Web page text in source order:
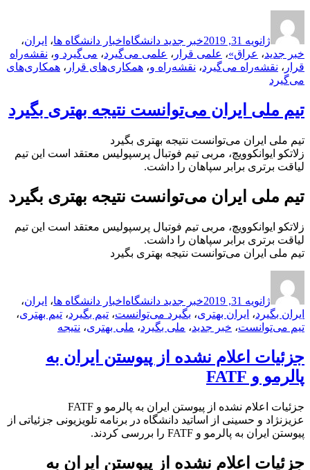
در
ژانویه 31, 2019 خبر جدید دانشگاه اخبار دانشگاه ها، ایران،
خبر جدید، عراق»، علمی قرار ، علمی می‌گیرد، می‌گیرد و، نقشه‌راه
قرار ، نقشه‌راه می‌گیرد، نقشه‌راه و، همکاری‌های قرار ، همکاری‌های
می‌گیرد
تیم ملی ایران می‌توانست نتیجه بهتری بگیرد
تیم ملی ایران می‌توانست نتیجه بهتری بگیرد
زلاتکو ایوانکوویچ، مربی تیم فوتبال پرسپولیس معتقد است این تیم
لیاقت برتری برابر سپاهان را داشت.
تیم ملی ایران می‌توانست نتیجه بهتری بگیرد
زلاتکو ایوانکوویچ، مربی تیم فوتبال پرسپولیس معتقد است این تیم
لیاقت برتری برابر سپاهان را داشت.
تیم ملی ایران می‌توانست نتیجه بهتری بگیرد
در
ژانویه 31, 2019 خبر جدید دانشگاه اخبار دانشگاه ها، ایران،
ایران بگیرد، ایران بهتری، بگیرد می‌توانست، تیم بگیرد، تیم بهتری،
تیم می‌توانست، خبر جدید، ملی بگیرد، ملی بهتری، نتیجه‌
جزئیات اعلام نشده از پیوستن ایران به
پالرمو و FATF
جزئیات اعلام نشده از پیوستن ایران به پالرمو و FATF
عزیزنژاد و حسینی از اساتید دانشگاه در برنامه تلویزیونی جزئیاتی از
پیوستن ایران به پالرمو و FATF را بررسی کردند.
جزئیات اعلام نشده از پیوستن ایران به